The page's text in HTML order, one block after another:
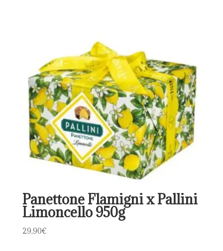
Panettone Flamigni x Pallini
Limoncello 950g
29,90€